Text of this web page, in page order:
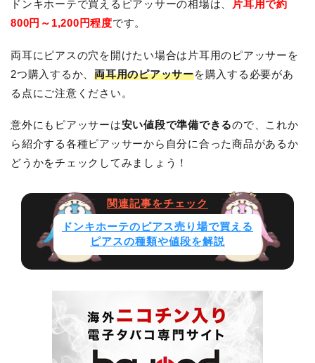
ドンキホーテで買えるピアッサーの相場は、
片耳用で約
800円～1,200円程度です。
両耳にピアスの穴を開けたい場合は片耳用のピアッサーを
2つ購入するか、両耳用のピアッサーを購入する必要があ
る点にご注意ください。
意外にもピアッサーは安い値段で準備できるので、これか
ら紹介する各種ピアッサーから自分に合った商品があるか
どうかをチェックしてみましょう！
ドンキホーテのピアス売り場で買える
ピアスの種類や値段を解説